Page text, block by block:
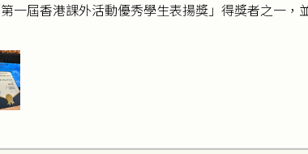
一屆香港課外活動優秀學生表揚獎」得獎者之一，